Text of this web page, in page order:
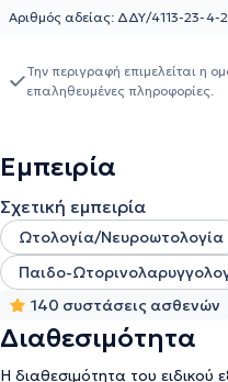
για διερεύνηση ιλίγγου και
πολύποδα. Από το 2002 έως
ωτορινολαρυγγολόγος στο
Βουδαπέστης. Έχει εργαστεί
χρόνια στο Bajcsy-Zsilinkszky
Βουδαπέστης. Στο ιδιωτικό
πάνω σε όλο το φάσμα της
εξειδικευμένες υπηρεσίες
Αριθμός αδείας: ΔΔΥ/4113-23-4-
Την περιγραφή επιμελείται η
επαληθευμένες πληροφορίες.
Εμπειρία
Σχετική εμπειρία
Ωτολογία/Νευροωτολογία
Παιδο-
140 συστάσεις ασθενών
Διαθεσιμότητα
Η διαθεσιμότητα του